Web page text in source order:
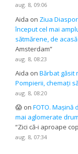
aug. 8, 09:06
Aida on Ziua
început cel mai
sătmărene, de
Amsterdam”
aug. 8, 08:23
Aida onBărbat găsit
Pompierii, chemați
aug. 8, 08:20
😱 onFOTO.
mai aglomerate
“Zici că-i aproape
aug. 8, 07:34